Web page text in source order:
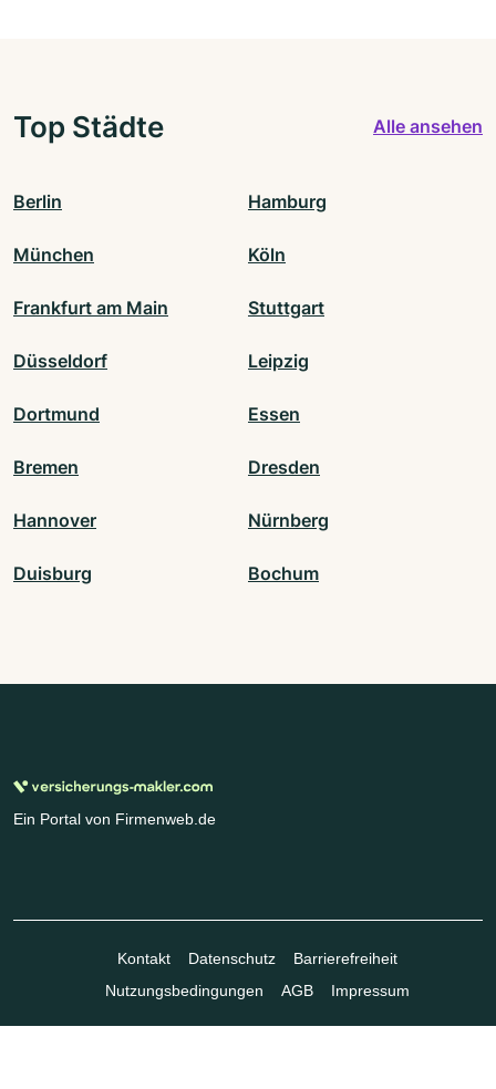
Top Städte Alle ansehen
Berlin Hamburg
München Köln
Frankfurt am Main Stuttgart
Düsseldorf Leipzig
Dortmund Essen
Bremen Dresden
Hannover Nürnberg
Duisburg Bochum
Ein Portal von Firmenweb.de
Kontakt Datenschutz
Barrierefreiheit
Nutzungsbedingungen
AGB Impressum